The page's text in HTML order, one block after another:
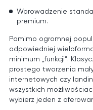
Wprowadzenie
premium.
Pomimo ogromnej
odpowiedniej
minimum „funkcji”.
prostego tworzenia
internetowych czy
wszystkich
wybierz jeden z